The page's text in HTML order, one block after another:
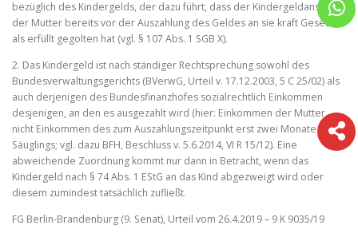
bezüglich des Kindergelds, der dazu führt, dass der Kindergeldanspruch
der Mutter bereits vor der Auszahlung des Geldes an sie kraft Gesetzes
als erfüllt gegolten hat (vgl. § 107 Abs. 1 SGB X).
2. Das Kindergeld ist nach ständiger Rechtsprechung sowohl des
Bundesverwaltungsgerichts (BVerwG, Urteil v. 17.12.2003, 5 C 25/02) als
auch derjenigen des Bundesfinanzhofes sozialrechtlich Einkommen
desjenigen, an den es ausgezahlt wird (hier: Einkommen der Mutter,
nicht Einkommen des zum Auszahlungszeitpunkt erst zwei Monate alten
Säuglings; vgl. dazu BFH, Beschluss v. 5.6.2014, VI R 15/12). Eine
abweichende Zuordnung kommt nur dann in Betracht, wenn das
Kindergeld nach § 74 Abs. 1 EStG an das Kind abgezweigt wird oder
diesem zumindest tatsächlich zufließt.
FG Berlin-Brandenburg (9. Senat), Urteil vom 26.4.2019 – 9 K 9035/19